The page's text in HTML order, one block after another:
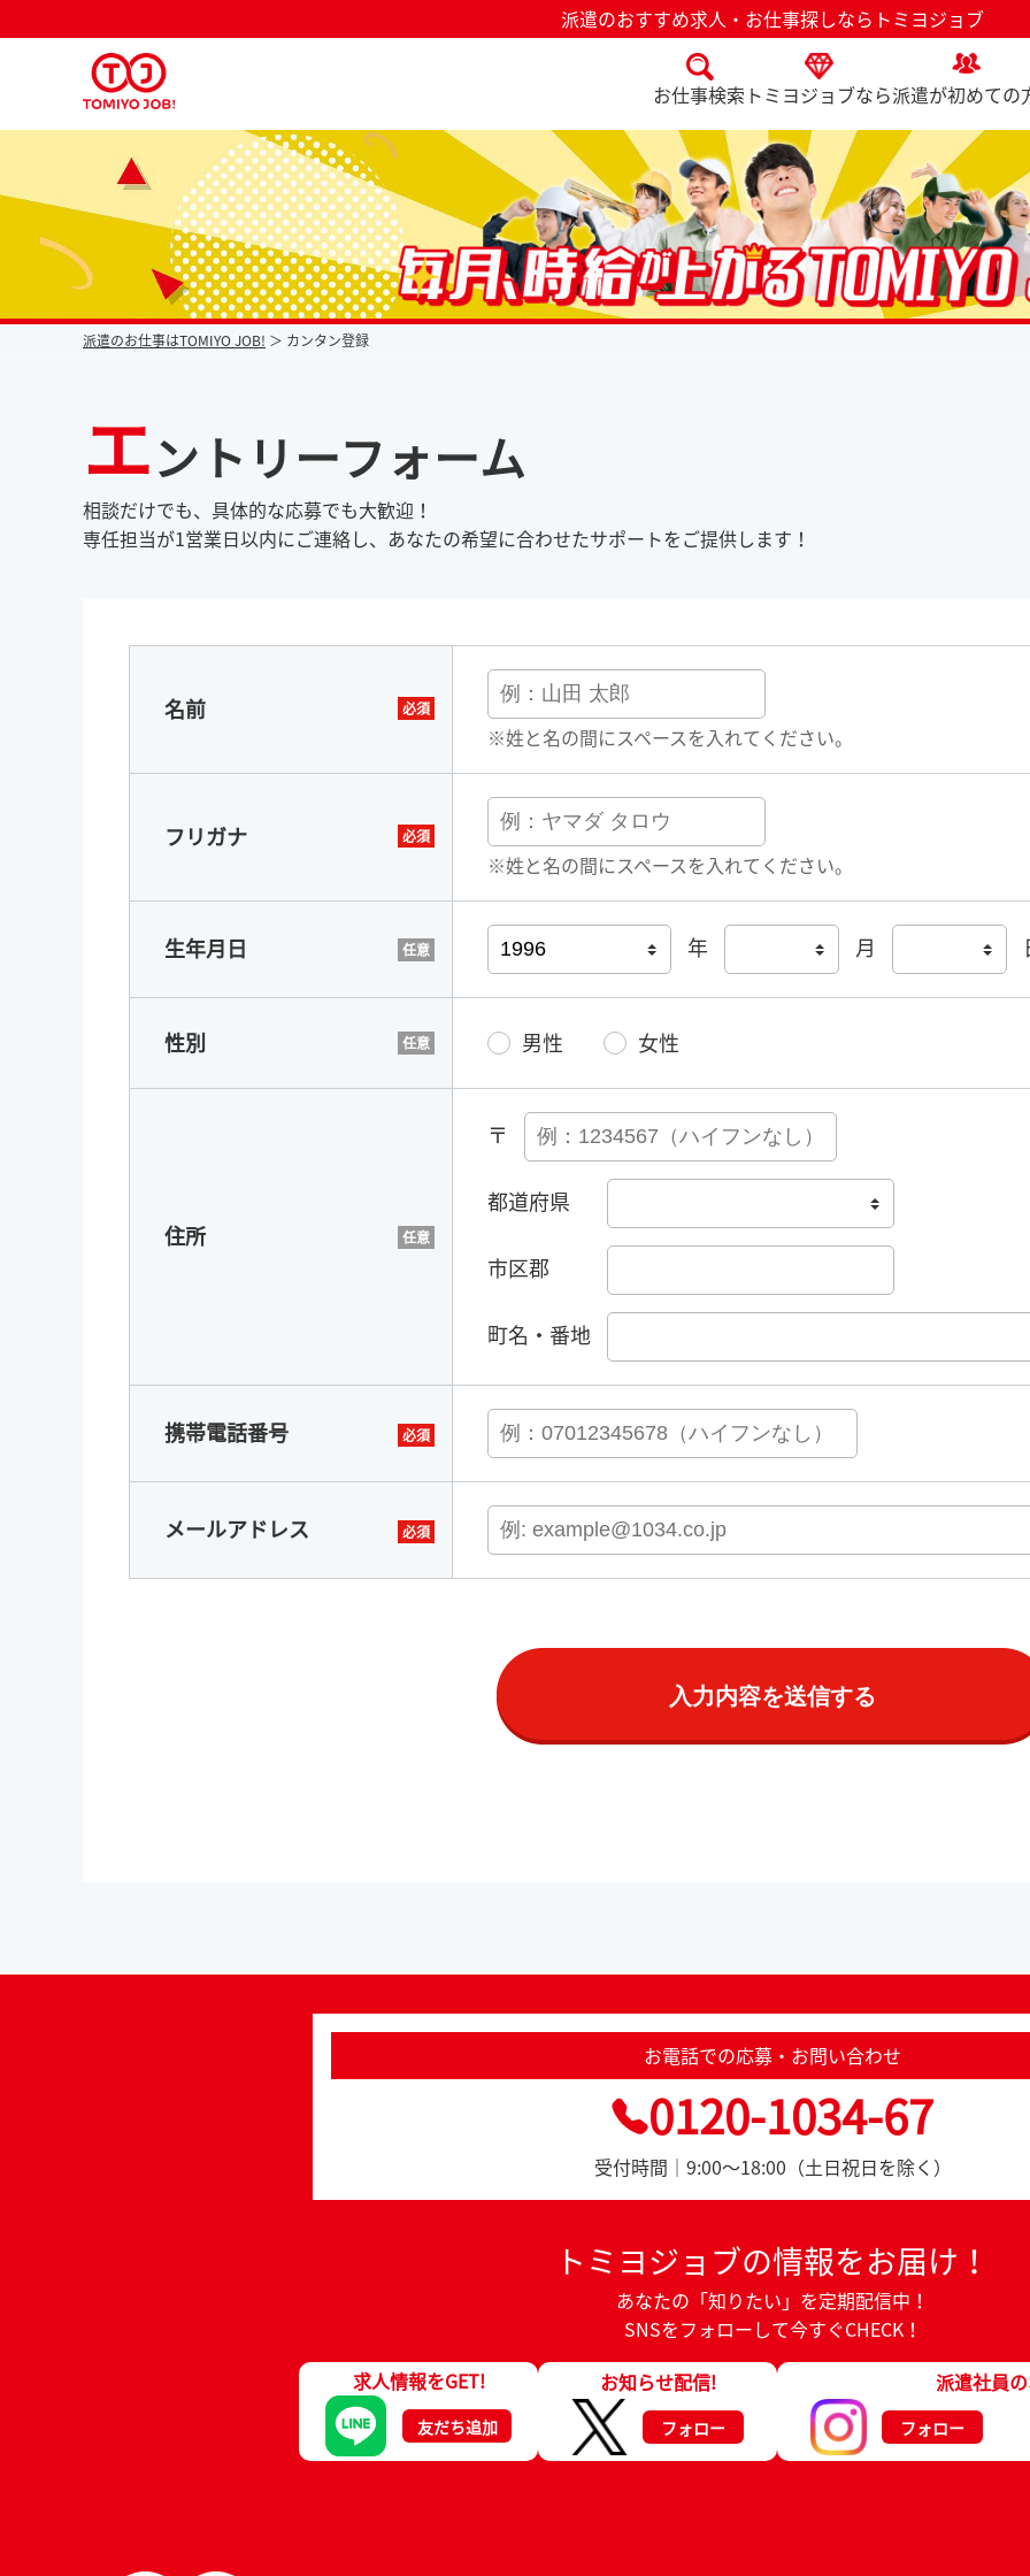
派遣のおすすめ求人・お仕事探しならトミヨジョブ
お仕事検索 トミヨジョブなら派遣が初めての
派遣なら毎月時給が上がるトミヨジョブ
派遣のお仕事はTOMIYO JOB! カンタン登録
エントリーフォーム
相談だけでも、具体的な応募でも大歓迎！
専任担当が1営業日以内にご連絡し、あなたの希望に合わせたサポートをご提供します！
名前
※姓と名の間にスペースを入れてください。
フリガナ
※姓と名の間にスペースを入れてください。
生年月日 年 月
性別 男性 女性
住所
〒
都道府県
市区郡
町名・番地
携帯電話番号
メールアドレス
お電話での応募・お問い合わせ
0120-1034-67
受付時間｜9:00～18:00（土日祝日を除く）
トミヨジョブの情報をお届け！
あなたの「知りたい」を定期配信中！
SNSをフォローして今すぐCHECK！
求人情報をGET!
友だち追加
お知らせ配信!
フォロー
派遣社員
フォロー